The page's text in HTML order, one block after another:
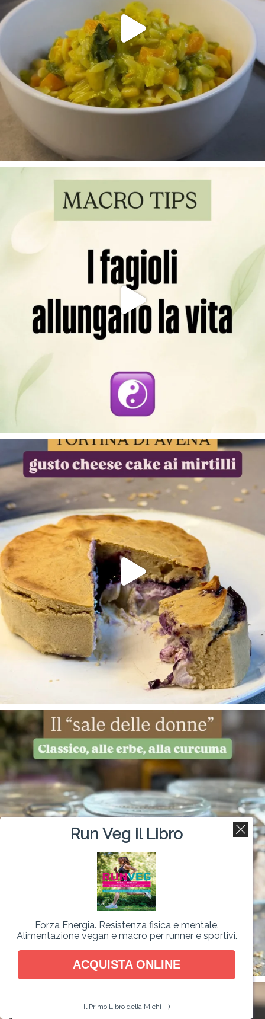
Run Veg il Libro
Forza Energia. Resistenza fisica e mentale.
Alimentazione vegan e macro per runner e sportivi.
ACQUISTA ONLINE
Il Primo Libro della Michi :-)